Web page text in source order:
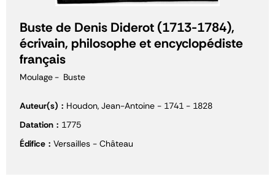
Buste de Denis Diderot (1713-1784),
écrivain, philosophe et encyclopédiste
français
Moulage Buste
Auteur(s)
Houdon, Jean-Antoine - 1741 - 1828
Datation
1775
Édifice
Versailles - Château